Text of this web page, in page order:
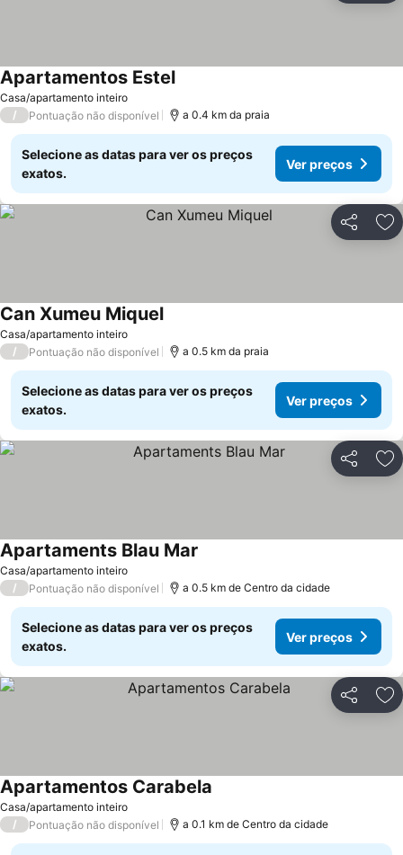
Casa/apartamento inteiro
Apartamentos EstelVer preços
/ Pontuação não disponível a 0.4 km da praia
Selecione as datas para ver os preços
exatos.
Ver preços
Partilhar
Casa/apartamento inteiro
Can Xumeu MiquelVer preços
/ Pontuação não disponível a 0.5 km da praia
Selecione as datas para ver os preços
exatos.
Ver preços
Partilhar
Casa/apartamento inteiro
Apartaments Blau Mar
/ Pontuação não disponível a 0.5 km de Centro da cidade
Selecione as datas para ver os preços
exatos.
Ver preços
Partilhar
Casa/apartamento inteiro
Apartamentos Carabela
/ Pontuação não disponível a 0.1 km de Centro da cidade